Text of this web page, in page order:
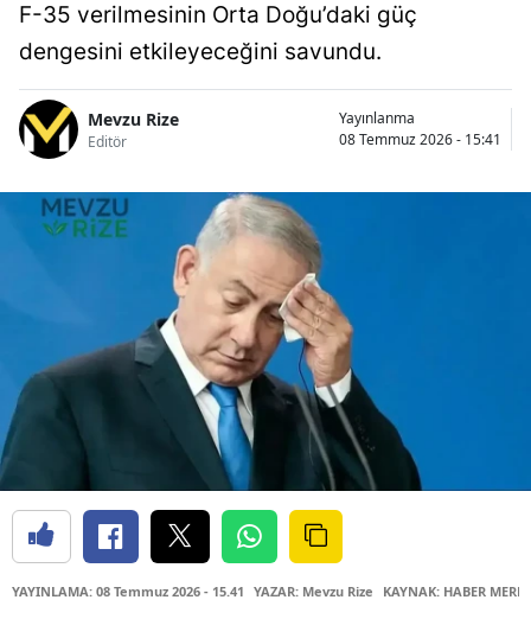
F-35 verilmesinin Orta Doğu’daki güç
dengesini etkileyeceğini savundu.
Mevzu Rize
Editör
Yayınlanma
08 Temmuz 2026 - 15:41
YAYINLAMA: 08 Temmuz 2026 - 15.41 YAZAR: Mevzu Rize KAYNAK: HABER